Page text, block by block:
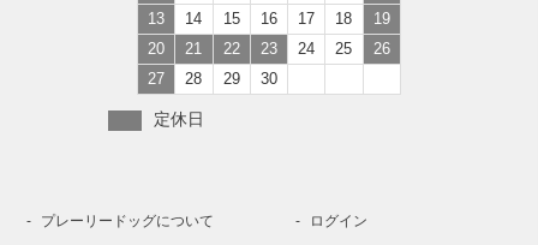
13
14 15 16 17 18
19
20
21 22 23 24 25
26
27
28 29 30
定休日
プレーリードッグについて ログイン